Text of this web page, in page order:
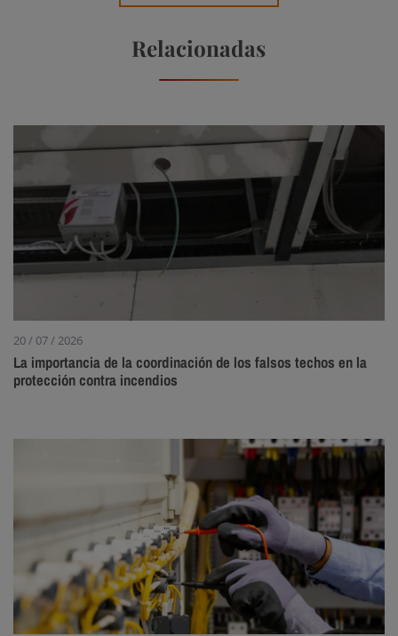
Relacionadas
20 / 07 / 2026
La importancia de la coordinación de los falsos techos en la
protección contra incendios